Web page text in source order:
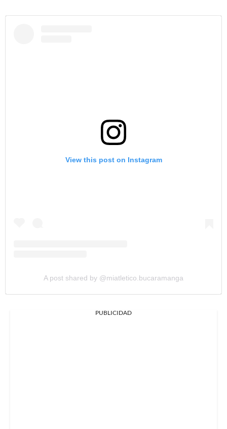
View this post on Instagram
A post shared by @miatletico.bucaramanga
PUBLICIDAD